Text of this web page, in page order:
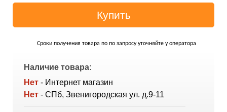
Сроки получения товара по по запросу уточняйте у оператора
Наличие товара:
Нет - Интернет магазин
Нет - СПб, Звенигородская ул. д.9-11